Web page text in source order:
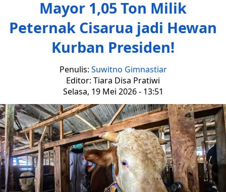
Mayor 1,05 Ton Milik
Peternak Cisarua jadi Hewan
Kurban Presiden!
Penulis: Suwitno Gimnastiar
Editor: Tiara Disa Pratiwi
Selasa, 19 Mei 2026 - 13:51